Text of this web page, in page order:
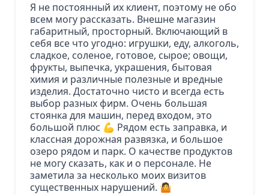
Я не постоянный их клиент, поэтому не обо
всем могу рассказать. Внешне магазин
габаритный, просторный. Включающий в
себя все что угодно: игрушки, еду, алкоголь,
сладкое, соленое, готовое, сырое; овощи,
фрукты, выпечка, украшения, бытовая
химия и различные полезные и вредные
изделия. Достаточно чисто и всегда есть
выбор разных фирм. Очень большая
стоянка для машин, перед входом, это
большой плюс 💪 Рядом есть заправка, и
классная дорожная развязка, и большое
озеро рядом и парк. О качестве продуктов
не могу сказать, как и о персонале. Не
заметила за несколько моих визитов
существенных нарушений. 🤷